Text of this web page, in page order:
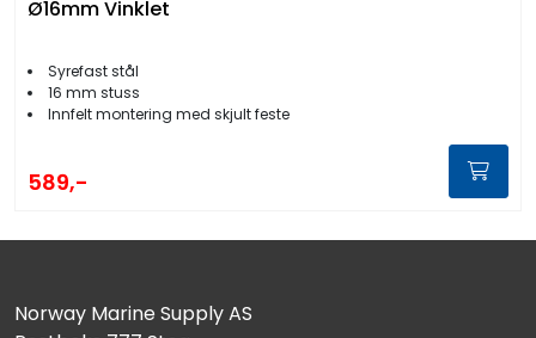
Ø16mm Vinklet
Syrefast stål
16 mm stuss
Innfelt montering med skjult feste
589,-
Norway Marine Supply AS